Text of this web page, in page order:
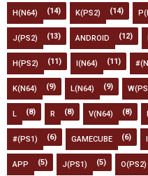
H(N64) (14) K(PS2) (14)
J(PS2) (13) ANDROID (12)
H(PS2) (11) I(N64) (11)
K(N64) (9) L(N64) (9)
L (8) R (8) V(N64) (8)
#(PS1) (6) GAMECUBE (6)
APP (5) J(PS1) (5) O(PS2)